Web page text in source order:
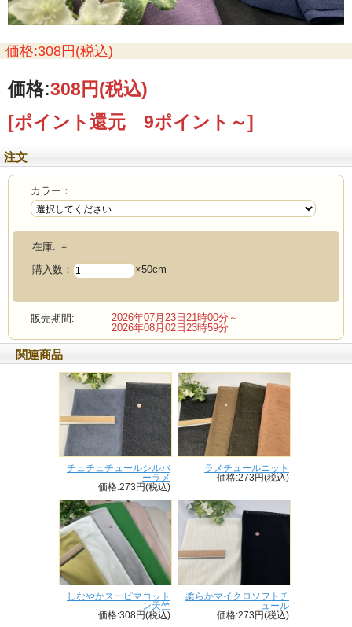
価格:308円(税込)
価格:308円(税込)
[ポイント還元 9ポイント～]
注文
カラー：
在庫: －
購入数：
×50cm
販売期間:
2026年07月23日21時00分～
2026年08月02日23時59分
関連商品
チュチュチュールシルバ
ーラメ
価格:273円(税込)
ラメチュールニット
価格:273円(税込)
しなやかスーピマコット
ン天竺
価格:308円(税込)
柔らかマイクロソフトチ
ュール
価格:273円(税込)